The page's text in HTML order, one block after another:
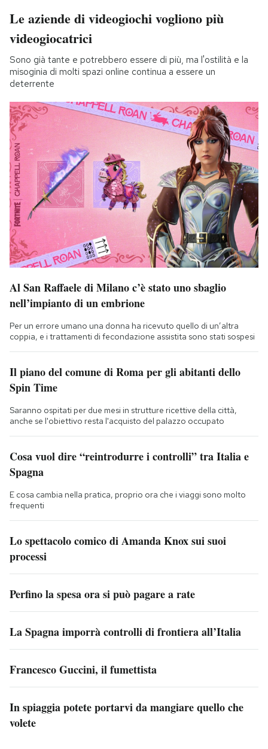
Le aziende di videogiochi vogliono più
videogiocatrici
Sono già tante e potrebbero essere di più, ma l'ostilità e la
misoginia di molti spazi online continua a essere un
deterrente
Al San Raffaele di Milano c’è stato uno sbaglio
nell’impianto di un embrione
Per un errore umano una donna ha ricevuto quello di un’altra
coppia, e i trattamenti di fecondazione assistita sono stati sospesi
Il piano del comune di Roma per gli abitanti dello
Spin Time
Saranno ospitati per due mesi in strutture ricettive della città,
anche se l'obiettivo resta l'acquisto del palazzo occupato
Cosa vuol dire “reintrodurre i controlli” tra Italia e
Spagna
E cosa cambia nella pratica, proprio ora che i viaggi sono molto
frequenti
Lo spettacolo comico di Amanda Knox sui suoi
processi
Perfino la spesa ora si può pagare a rate
La Spagna imporrà controlli di frontiera all’Italia
Francesco Guccini, il fumettista
In spiaggia potete portarvi da mangiare quello che
volete